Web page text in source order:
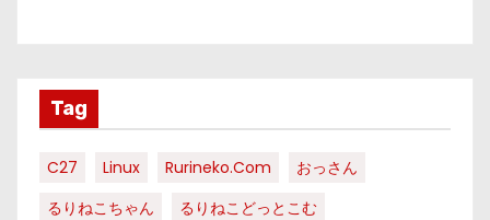
Tag
C27 Linux Rurineko.com
おっさん
るりねこちゃん
るりねこどっとこむ